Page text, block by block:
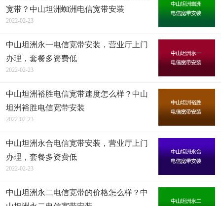
宽带？中山坦洲蜘洲电信宽带安装
2022-02-23
中山坦洲永一电信宽带安装，营业厅上门
办理，套餐多资费低
2022-02-23
中山坦洲裕胜电信宽带速度怎么样？中山
坦洲裕胜电信宽带安装
2022-02-23
中山坦洲永合电信宽带安装，营业厅上门
办理，套餐多资费低
2022-02-23
中山坦洲永二电信宽带的价格怎么样？中